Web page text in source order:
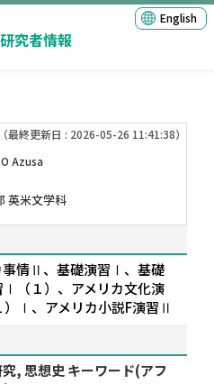
研究者情報
English
（最終更新日 : 2026-05-26 11:41:38）
Azusa
英米文学科
事情Ⅱ、基礎演習Ⅰ、基礎
（１）、アメリカ文化演
Ⅰ、アメリカ小説F演習Ⅱ
, 思想史 キーワード(アフ